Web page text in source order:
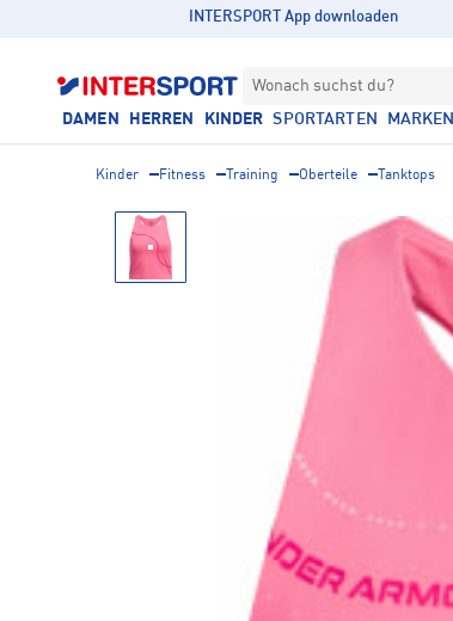
INTERSPORT App downloaden
Wonach suchst du?
DAMEN HERREN KINDER SPORTARTEN MARKEN
Kinder Fitness Training Oberteile Tanktops